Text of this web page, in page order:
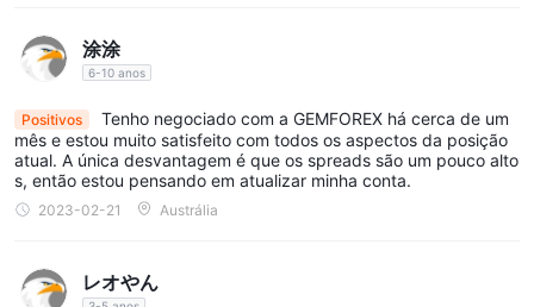
mail e detalhes de contato. Além disso, você pode precisar
enviar documentos de identificação para fins de verificação.
Depois de concluir as etapas necessárias e sua conta for
aprovada, você poderá depositar fundos em sua conta usando
os métodos de pagamento disponíveis.
é importante revisar cuidadosamente e entender os termos e
stamos esperando uma resposta do lado lp. estamos ligando par
a as partes relevantes para que possamos responder o mais rápi
em dezembro de 2022 são inesperadamente grandes e pedimos
desculpas pelo inconveniente causado aos clientes que estão so
licitando saques. pedimos desculpas pelo inconveniente. em rela
ção ao pedido de 〇〇, iremos compartilhar e confirmar novame
nte, mas é difícil informar quando o procedimento será concluíd
o. pedimos desculpas por mantê-lo esperando, mas agradecem
responsável ●●● ---------------------------------------- não est
á claro quando exatamente o dinheiro será retirado. em dezemb
涂涂
6-10 anos
Positivos
Tenho negociado com a GEMFOREX há cerca de um
mês e estou muito satisfeito com todos os aspectos da posição
atual. A única desvantagem é que os spreads são um pouco alto
s, então estou pensando em atualizar minha conta.
2023-02-21 Austrália
レオやん